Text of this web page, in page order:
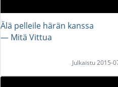
Älä pelleile härän kanssa
― Mitä Vittua
Julkaistu 2015-